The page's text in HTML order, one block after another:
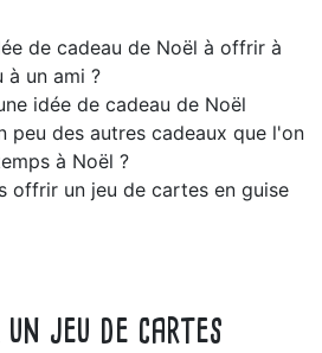
de cadeau de Noël à offrir à
à un ami ?
idée de cadeau de Noël
peu des autres cadeaux que l'on
à Noël ?
offrir un jeu de cartes en guise
jeu de cartes